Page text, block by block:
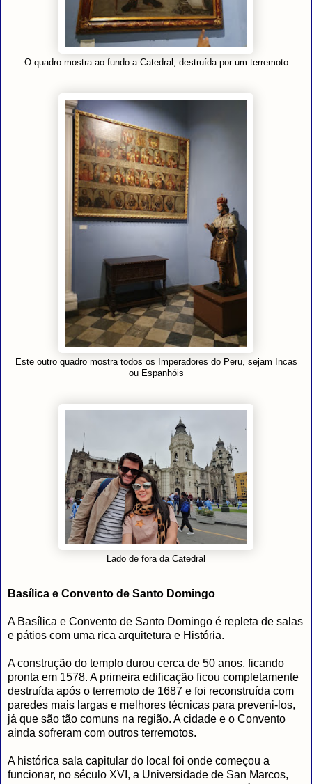
O quadro mostra ao fundo a Catedral, destruída por um terremoto
Este outro quadro mostra todos os Imperadores do Peru, sejam Incas
ou Espanhóis
Lado de fora da Catedral
Basílica e Convento de Santo Domingo
A Basílica e Convento de Santo Domingo é repleta de salas
e pátios com uma rica arquitetura e História.
A construção do templo durou cerca de 50 anos, ficando
pronta em 1578. A primeira edificação ficou completamente
destruída após o terremoto de 1687 e foi reconstruída com
paredes mais largas e melhores técnicas para preveni-los,
já que são tão comuns na região. A cidade e o Convento
ainda sofreram com outros terremotos.
A histórica sala capitular do local foi onde começou a
funcionar, no século XVI, a Universidade de San Marcos,